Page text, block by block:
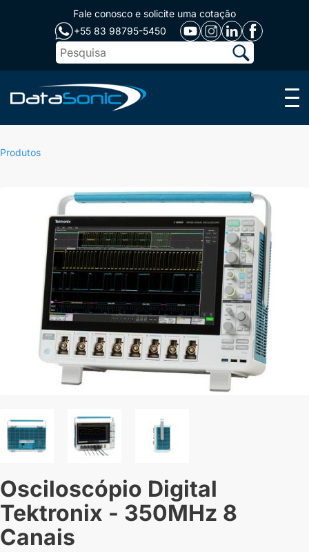
Fale conosco e solicite uma cotação
+55 83 98795-5450
Menu
Produtos
Osciloscópio Digital
Tektronix - 350MHz 8
Canais